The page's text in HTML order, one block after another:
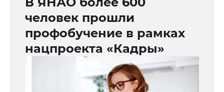
человек прошли
профобучение в рамках
нацпроекта «Кадры»